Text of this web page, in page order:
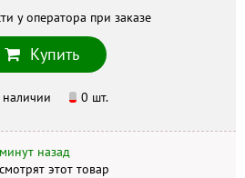
Комплектация и
зависимости от партии.
у оператора при заказе
Купить
наличии 0 шт.
назад
смотрят этот товар